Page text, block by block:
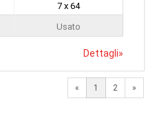
7 x 64
Usato
Dettagli»
« 1 2 »